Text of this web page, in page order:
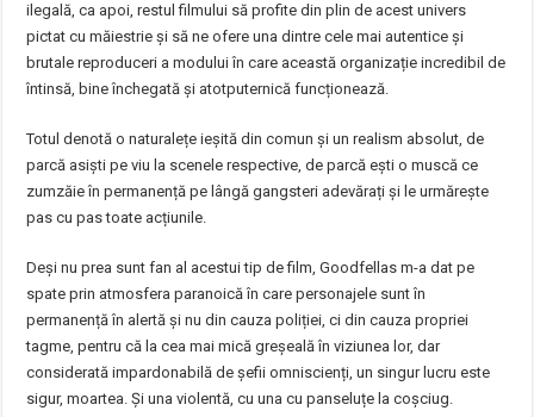
ilegală, ca apoi, restul filmului să profite din plin de acest univers
pictat cu măiestrie și să ne ofere una dintre cele mai autentice și
brutale reproduceri a modului în care această organizație incredibil de
întinsă, bine închegată și atotputernică funcționează.
Totul denotă o naturalețe ieșită din comun și un realism absolut, de
parcă asiști pe viu la scenele respective, de parcă ești o muscă ce
zumzăie în permanență pe lângă gangsteri adevărați și le urmărește
pas cu pas toate acțiunile.
Deși nu prea sunt fan al acestui tip de film, Goodfellas m-a dat pe
spate prin atmosfera paranoică în care personajele sunt în
permanență în alertă și nu din cauza poliției, ci din cauza propriei
tagme, pentru că la cea mai mică greșeală în viziunea lor, dar
considerată impardonabilă de șefii omniscienți, un singur lucru este
sigur, moartea. Și una violentă, cu una cu panseluțe la coșciug.